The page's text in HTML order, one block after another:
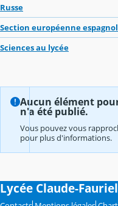
Russe
Section européenne
Sciences au lycée
Aucun élément
n'a été publié.
Vous pouvez vous
pour plus d'informations.
Lycée Claude-Fauriel